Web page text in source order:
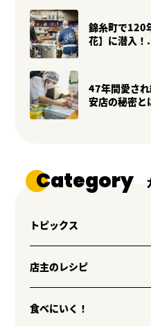
錦糸町で120
花】に潜入！
47年間愛さ
安店の秘密
Category
トピックス
店主のレシピ
食べにいく！